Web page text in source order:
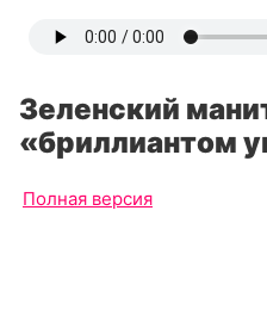
Зеленский
«бриллиантом
Полная версия